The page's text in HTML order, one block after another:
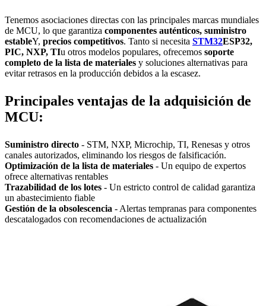
Tenemos asociaciones directas con las principales marcas mundiales
de MCU, lo que garantiza componentes auténticos, suministro
estableY, precios competitivos. Tanto si necesita STM32ESP32,
PIC, NXP, TIu otros modelos populares, ofrecemos soporte
completo de la lista de materiales y soluciones alternativas para
evitar retrasos en la producción debidos a la escasez.
Principales ventajas de la adquisición de
MCU:
Suministro directo - STM, NXP, Microchip, TI, Renesas y otros
canales autorizados, eliminando los riesgos de falsificación.
Optimización de la lista de materiales - Un equipo de expertos
ofrece alternativas rentables
Trazabilidad de los lotes - Un estricto control de calidad garantiza
un abastecimiento fiable
Gestión de la obsolescencia - Alertas tempranas para componentes
descatalogados con recomendaciones de actualización